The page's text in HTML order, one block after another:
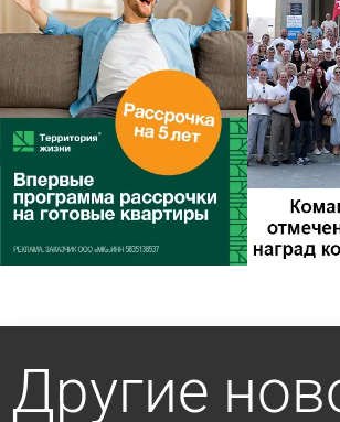
Другие